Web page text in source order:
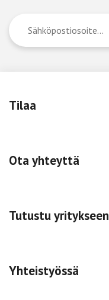
Tilaa
Ota yhteyttä
Tutustu yritykseen
Yhteistyössä